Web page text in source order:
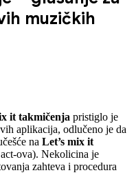
muzičkih
it takmičenja pristiglo je
aplikacija, odlučeno je da
na Let’s mix it
ova). Nekolicina je
zahteva i procedura